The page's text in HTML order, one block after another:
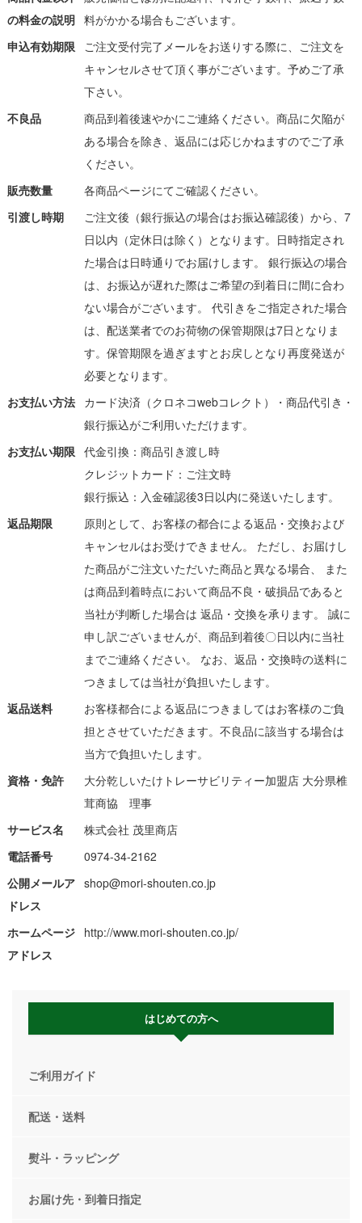
の料金の説明 料がかかる場合もございます。
申込有効期限
ご注文受付完了メールをお送りする際に、ご注文を
キャンセルさせて頂く事がございます。予めご了承
下さい。
不良品
商品到着後速やかにご連絡ください。商品に欠陥が
ある場合を除き、返品には応じかねますのでご了承
ください。
販売数量
各商品ページにてご確認ください。
引渡し時期
ご注文後（銀行振込の場合はお振込確認後）から、7
日以内（定休日は除く）となります。日時指定され
た場合は日時通りでお届けします。 銀行振込の場合
は、お振込が遅れた際はご希望の到着日に間に合わ
ない場合がございます。 代引きをご指定された場合
は、配送業者でのお荷物の保管期限は7日となりま
す。保管期限を過ぎますとお戻しとなり再度発送が
必要となります。
お支払い方法
カード決済（クロネコwebコレクト）・商品代引き・
銀行振込がご利用いただけます。
お支払い期限 代金引換：商品引き渡し時
クレジットカード：ご注文時
銀行振込：入金確認後3日以内に発送いたします。
返品期限
原則として、お客様の都合による返品・交換および
キャンセルはお受けできません。 ただし、お届けし
た商品がご注文いただいた商品と異なる場合、 また
は商品到着時点において商品不良・破損品であると
当社が判断した場合は 返品・交換を承ります。 誠に
申し訳ございませんが、商品到着後〇日以内に当社
までご連絡ください。 なお、返品・交換時の送料に
つきましては当社が負担いたします。
返品送料
お客様都合による返品につきましてはお客様のご負
担とさせていただきます。不良品に該当する場合は
当方で負担いたします。
資格・免許
大分乾しいたけトレーサビリティー加盟店 大分県椎
茸商協 理事
サービス名
株式会社 茂里商店
電話番号
0974-34-2162
公開メールア
ドレス
shop@mori-shouten.co.jp
ホームページ
アドレス
http://www.mori-shouten.co.jp/
はじめての方へ
ご利用ガイド
配送・送料
熨斗・ラッピング
お届け先・到着日指定